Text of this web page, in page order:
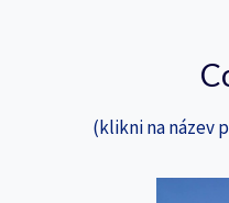
(klikni na název